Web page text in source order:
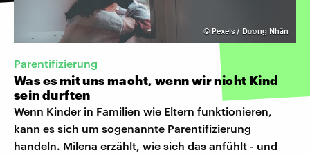
© Pexels / Dương Nhân
Parentifizierung
Was es mit uns macht, wenn wir nicht Kind
sein durften
Wenn Kinder in Familien wie Eltern funktionieren,
kann es sich um sogenannte Parentifizierung
handeln. Milena erzählt, wie sich das anfühlt - und